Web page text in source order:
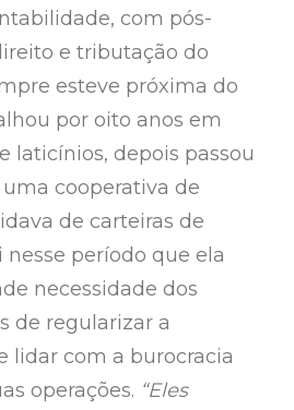
com pós-
e tributação do
esteve próxima do
por oito anos em
laticínios, depois passou
cooperativa de
de carteiras de
nesse período que ela
necessidade dos
de regularizar a
lidar com a burocracia
operações. “Eles